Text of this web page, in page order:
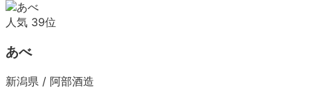
人気 39位
あべ
新潟県 / 阿部酒造